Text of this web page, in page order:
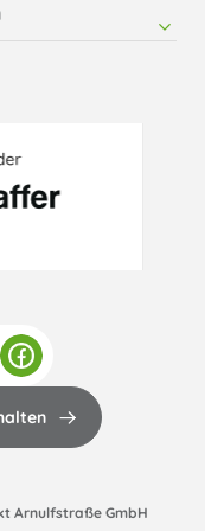
Arnulfstraße GmbH